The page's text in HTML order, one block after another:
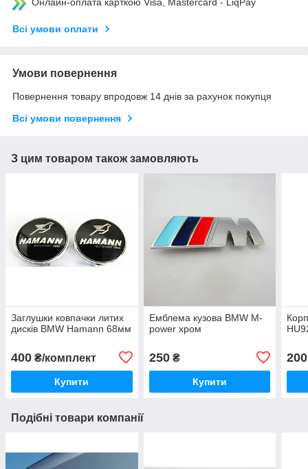
Онлайн-оплата карткою Visa, Mastercard - LiqPay
Всі умови оплати
Умови повернення
Повернення товару впродовж 14 днів за рахунок покупця
Всі умови повернення
З цим товаром також замовляють
Заглушки ковпачки литих
дисків BMW Hamann 68мм
400 ₴/комплект
Купити
Емблема кузова BMW M-
power хром
250₴
Купити
200
Подібні товари компанії